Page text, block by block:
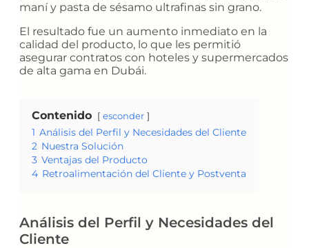
maní y pasta de sésamo ultrafinas sin grano.
El resultado fue un aumento inmediato en la
calidad del producto, lo que les permitió
asegurar contratos con hoteles y supermercados
de alta gama en Dubái.
Contenido esconder
1 Análisis del Perfil y Necesidades del Cliente
2 Nuestra Solución
3 Ventajas del Producto
4 Retroalimentación del Cliente y Postventa
Análisis del Perfil y Necesidades del
Cliente